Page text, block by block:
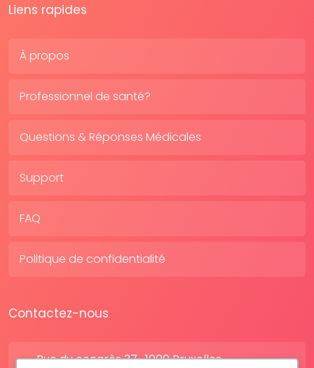
Liens rapides
À propos
Professionnel de santé?
Questions & Réponses Médicales
Support
FAQ
Politique de confidentialité
Contactez-nous
Rue du congrès 37 , 1000 Bruxelles